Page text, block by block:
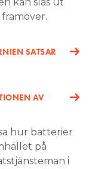
SATSAR
AV
hur batterier
på
i